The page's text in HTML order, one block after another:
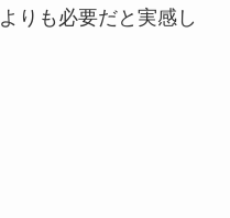
りも必要だと実感し